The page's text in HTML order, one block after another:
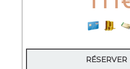
RÉSERVER